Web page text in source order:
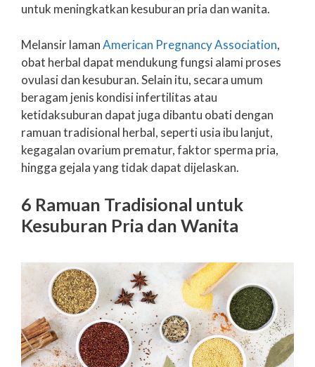
untuk meningkatkan kesuburan pria dan wanita.
Melansir lamanAmerican Pregnancy Association,
obat herbal dapat mendukung fungsi alami proses
ovulasi dan kesuburan. Selain itu, secara umum
beragam jenis kondisi infertilitas atau
ketidaksuburan dapat juga dibantu obati dengan
ramuan tradisional herbal, seperti usia ibu lanjut,
kegagalan ovarium prematur, faktor sperma pria,
hingga gejala yang tidak dapat dijelaskan.
6 Ramuan Tradisional untuk
Kesuburan Pria dan Wanita